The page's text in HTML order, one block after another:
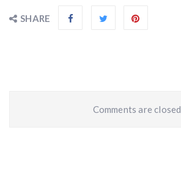
SHARE
Comments are closed